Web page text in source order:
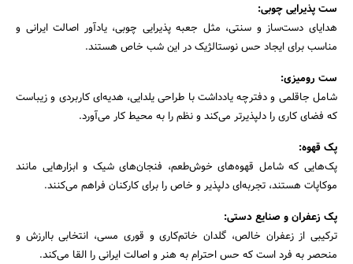
ست پذیرایی چوبی:
هدایای دست‌ساز و سنتی، مثل جعبه پذیرایی چوبی، یادآور اصالت ایرانی و
مناسب برای ایجاد حس نوستالژیک در این شب خاص هستند.
ست رومیزی:
شامل جاقلمی و دفترچه یادداشت با طراحی یلدایی، هدیه‌ای کاربردی و زیباست
که فضای کاری را دلپذیرتر می‌کند و نظم را به محیط کار می‌آورد.
پک قهوه:
پک‌هایی که شامل قهوه‌های خوش‌طعم، فنجان‌های شیک و ابزارهایی مانند
موکاپات هستند، تجربه‌ای دلپذیر و خاص را برای کارکنان فراهم می‌کنند.
پک زعفران و صنایع دستی:
ترکیبی از زعفران خالص، گلدان خاتم‌کاری و قوری مسی، انتخابی باارزش و
منحصر به فرد است که حس احترام به هنر و اصالت ایرانی را القا می‌کند.